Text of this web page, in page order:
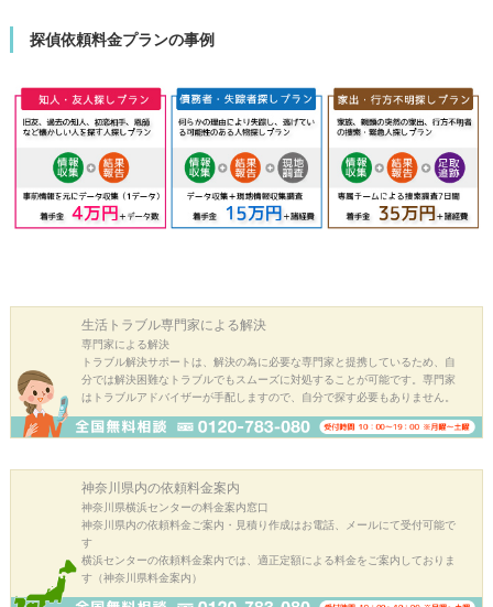
探偵依頼料金プランの事例
生活トラブル専門家による解決
専門家による解決
トラブル解決サポートは、解決の為に必要な専門家と提携しているため、自
分では解決困難なトラブルでもスムーズに対処することが可能です。専門家
はトラブルアドバイザーが手配しますので、自分で探す必要もありません。
神奈川県内の依頼料金案内
神奈川県横浜センターの料金案内窓口
神奈川県内の依頼料金ご案内・見積り作成はお電話、メールにて受付可能で
す
横浜センターの依頼料金案内では、適正定額による料金をご案内しておりま
す（神奈川県料金案内）